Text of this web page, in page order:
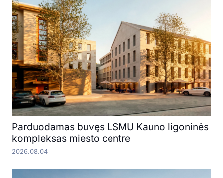
Parduodamas buvęs LSMU Kauno ligoninės
kompleksas miesto centre
2026.08.04